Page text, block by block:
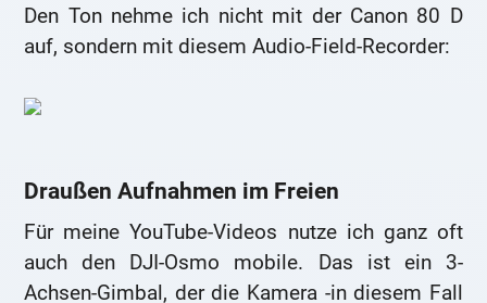
Den Ton nehme ich nicht mit der Canon 80 D
auf, sondern mit diesem Audio-Field-Recorder:
Draußen Aufnahmen im Freien
Für meine YouTube-Videos nutze ich ganz oft
auch den DJI-Osmo mobile. Das ist ein 3-
Achsen-Gimbal, der die Kamera -in diesem Fall